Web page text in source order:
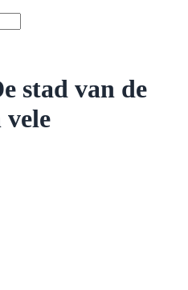
stad van de
vele